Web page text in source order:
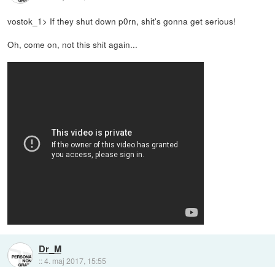
vostok_1> If they shut down p0rn, shit's gonna get serious!
Oh, come on, not this shit again...
Dr_M
::4. maj 2017, 15:55